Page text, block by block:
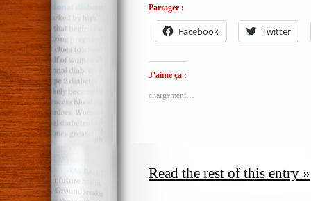
Partager :
Facebook Twitter
J’aime ça :
chargement…
Read the rest of this entry »